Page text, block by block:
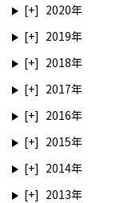
2020
2019
2018
2017
2016
2015
2014
2013